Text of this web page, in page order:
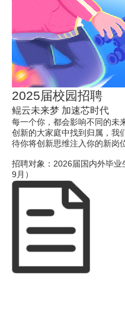
2025届校园招聘
鲲云未来梦 加速芯时代
每一个你，都会影响不同的未
创新的大家庭中找到归属，我
待你将创新思维注入你的新岗
招聘对象：2026届国内外毕
9月）